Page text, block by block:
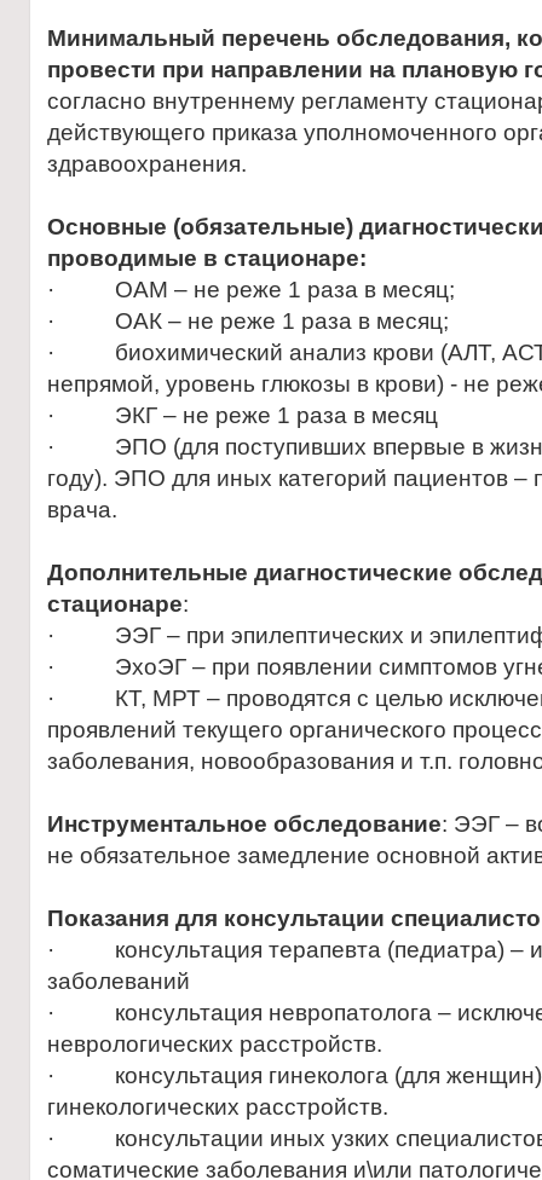
Минимальный перечень обследования,
провести при направлении на плановую
согласно внутреннему регламенту
действующего приказа уполномоченного
здравоохранения.
Основные (обязательные)
проводимые в стационаре:
· ОАМ – не реже 1 раза в месяц;
· ОАК – не реже 1 раза в месяц;
· биохимический анализ крови (АЛТ,
непрямой, уровень глюкозы в крови) - не
· ЭКГ – не реже 1 раза в месяц
· ЭПО (для поступивших впервые в
году). ЭПО для иных категорий пациентов
врача.
Дополнительные диагностические
стационаре:
· ЭЭГ – при эпилептических и
· ЭхоЭГ – при появлении симптомов
· КТ, МРТ – проводятся с целью
проявлений текущего органического
заболевания, новообразования и т.п.
Инструментальное обследование: ЭЭГ –
не обязательное замедление основной
Показания для консультации
· консультация терапевта (педиатра) –
заболеваний
· консультация невропатолога –
неврологических расстройств.
· консультация гинеколога (для женщин)
гинекологических расстройств.
· консультации иных узких
соматические заболевания и\или